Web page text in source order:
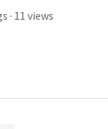
· 11 views